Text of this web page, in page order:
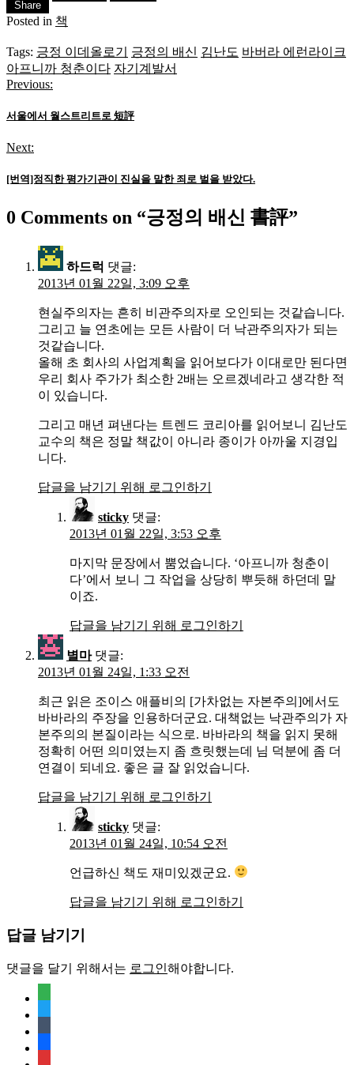
Share
Posted in 책
Tags: 긍정 이데올로기 긍정의 배신 김난도 바버라 에런라이크
아프니까 청춘이다 자기계발서
글
탐
색
Previous:
서울에서 월스트리트로 短評
Next:
[번역]정직한 평가기관이 진실을 말한 죄로 벌을 받았다.
0 Comments on “긍정의 배신 書評”
하드럭 댓글:
2013년 01월 22일, 3:09 오후
현실주의자는 흔히 비관주의자로 오인되는 것같습니다.
그리고 늘 연초에는 모든 사람이 더 낙관주의자가 되는
것같습니다.
올해 초 회사의 사업계획을 읽어보다가 이대로만 된다면
우리 회사 주가가 최소한 2배는 오르겠네라고 생각한 적
이 있습니다.
그리고 매년 펴낸다는 트렌드 코리아를 읽어보니 김난도
교수의 책은 정말 책값이 아니라 종이가 아까울 지경입
니다.
답글을 남기기 위해 로그인하기
sticky 댓글:
2013년 01월 22일, 3:53 오후
마지막 문장에서 뿜었습니다. ‘아프니까 청춘이
다’에서 보니 그 작업을 상당히 뿌듯해 하던데 말
이죠.
답글을 남기기 위해 로그인하기
별마 댓글:
2013년 01월 24일, 1:33 오전
최근 읽은 조이스 애플비의 [가차없는 자본주의]에서도
바바라의 주장을 인용하더군요. 대책없는 낙관주의가 자
본주의의 본질이라는 식으로. 바바라의 책을 읽지 못해
정확히 어떤 의미였는지 좀 흐릿했는데 님 덕분에 좀 더
연결이 되네요. 좋은 글 잘 읽었습니다.
답글을 남기기 위해 로그인하기
sticky 댓글:
2013년 01월 24일, 10:54 오전
언급하신 책도 재미있겠군요.
답글을 남기기 위해 로그인하기
답글 남기기
댓글을 달기 위해서는 로그인해야합니다.